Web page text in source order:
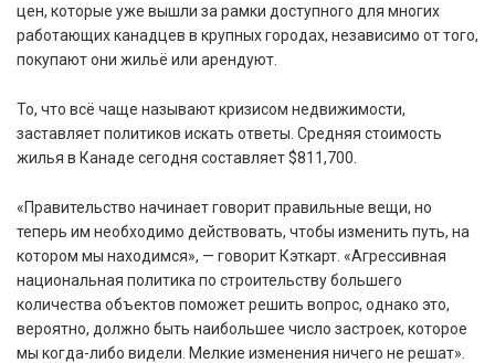
цен, которые уже вышли за рамки доступного для многих
работающих канадцев в крупных городах, независимо от того,
покупают они жильё или арендуют.
То, что всё чаще называют кризисом недвижимости,
заставляет политиков искать ответы. Средняя стоимость
жилья в Канаде сегодня составляет $811,700.
«Правительство начинает говорит правильные вещи, но
теперь им необходимо действовать, чтобы изменить путь, на
котором мы находимся», — говорит Кэткарт. «Агрессивная
национальная политика по строительству большего
количества объектов поможет решить вопрос, однако это,
вероятно, должно быть наибольшее число застроек, которое
мы когда-либо видели. Мелкие изменения ничего не решат».